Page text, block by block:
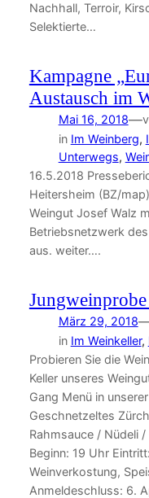
Nachhall, Terroir,
Selektierte…
Kampagne
Austausch im
Mai 16, 2018—
in Im Weinberg,
Unterwegs,
16.5.2018
Heitersheim (BZ/
Weingut Josef Walz
Betriebsnetzwerk
aus. weiter….
März 29, 2018
in Im Weinkeller,
Probieren Sie die
Keller unseres
Gang Menü in
Geschnetzeltes
Rahmsauce / Nüdeli
Beginn: 19 Uhr
Weinverkostung,
Anmeldeschluss: 6.